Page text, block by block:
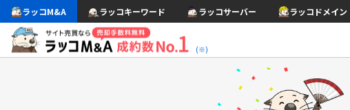
ラッコM&A ラッコキーワード ラッコサーバー ラッコドメイン
(※)